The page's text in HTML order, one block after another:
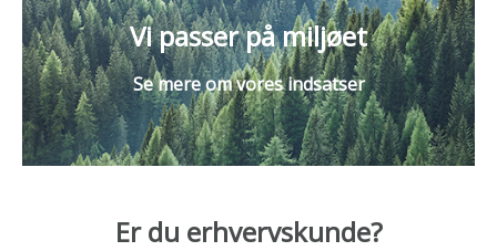
Vi passer på miljøet
Se mere om vores indsatser
Er du erhvervskunde?